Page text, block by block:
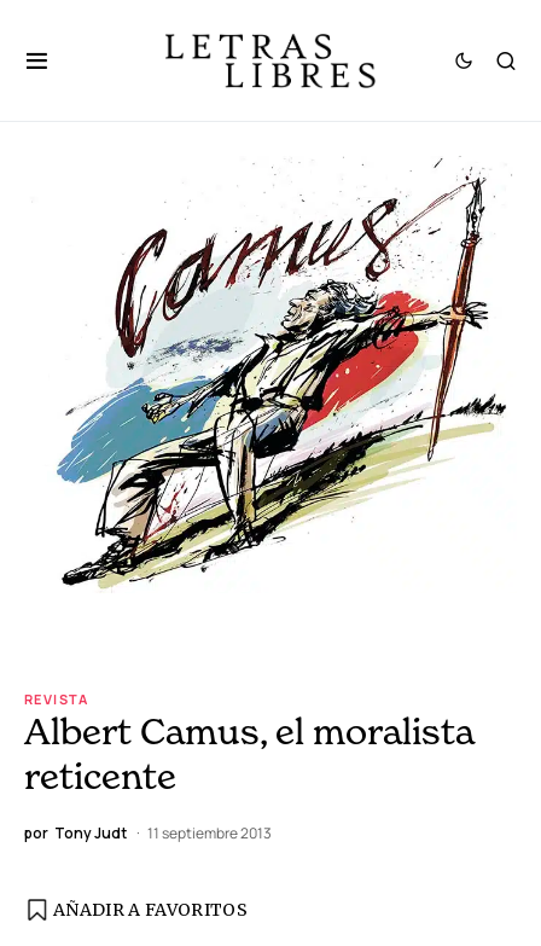
REVISTA
Albert Camus, el moralista
reticente
por Tony Judt 11 septiembre 2013
AÑADIR A FAVORITOS